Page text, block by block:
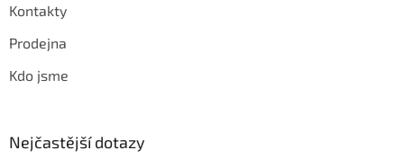
Kontakty
Prodejna
Kdo jsme
Nejčastější dotazy